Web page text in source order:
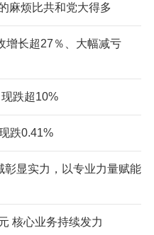
麻烦比共和党大得多
增长超27％、大幅减亏
现跌超10%
跌0.41%
显实力，以专业力量赋能
核心业务持续发力